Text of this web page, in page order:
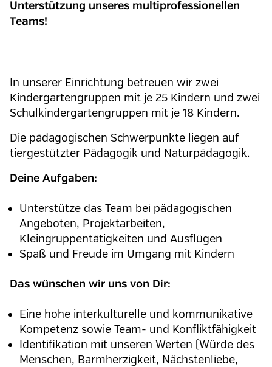
Unterstützung unseres multiprofessionellen
Teams!
In unserer Einrichtung betreuen wir zwei
Kindergartengruppen mit je 25 Kindern und zwei
Schulkindergartengruppen mit je 18 Kindern.
Die pädagogischen Schwerpunkte liegen auf
tiergestützter Pädagogik und Naturpädagogik.
Deine Aufgaben:
Unterstütze das Team bei pädagogischen
Angeboten, Projektarbeiten,
Kleingruppentätigkeiten und Ausflügen
Spaß und Freude im Umgang mit Kindern
Das wünschen wir uns von Dir:
Eine hohe interkulturelle und kommunikative
Kompetenz sowie Team- und Konfliktfähigkeit
Identifikation mit unseren Werten (Würde des
Menschen, Barmherzigkeit, Nächstenliebe,